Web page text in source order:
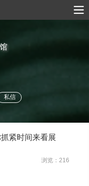
私信
紧时间来看展
浏览：216